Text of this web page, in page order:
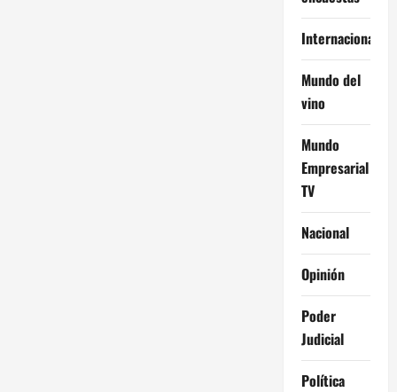
Internacional
Mundo del
vino
Mundo
Empresarial
TV
Nacional
Opinión
Poder
Judicial
Política